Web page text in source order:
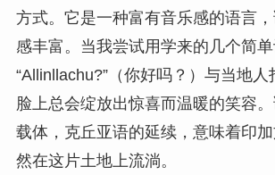
方式。它是一种富有音乐感的语言
感丰富。当我尝试用学来的几个简
“Allinllachu?”（你好吗？）与当地
脸上总会绽放出惊喜而温暖的笑容
载体，克丘亚语的延续，意味着印
然在这片土地上流淌。